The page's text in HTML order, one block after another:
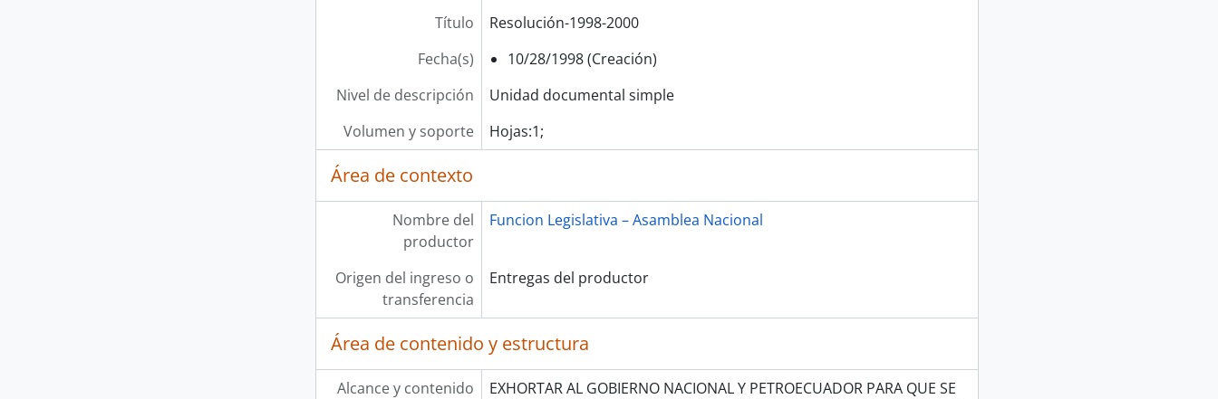
Título
Resolución-1998-2000
Fecha(s)
10/28/1998 (Creación)
Nivel de descripción
Unidad documental simple
Volumen y soporte
Hojas:1;
Área de contexto
Nombre del
productor
Funcion Legislativa – Asamblea Nacional
Origen del ingreso o
transferencia
Entregas del productor
Área de contenido y estructura
Alcance y contenido
EXHORTAR AL GOBIERNO NACIONAL Y PETROECUADOR PARA QUE SE